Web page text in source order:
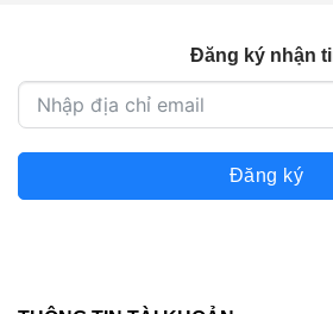
Đăng ký nhận
Đăng ký